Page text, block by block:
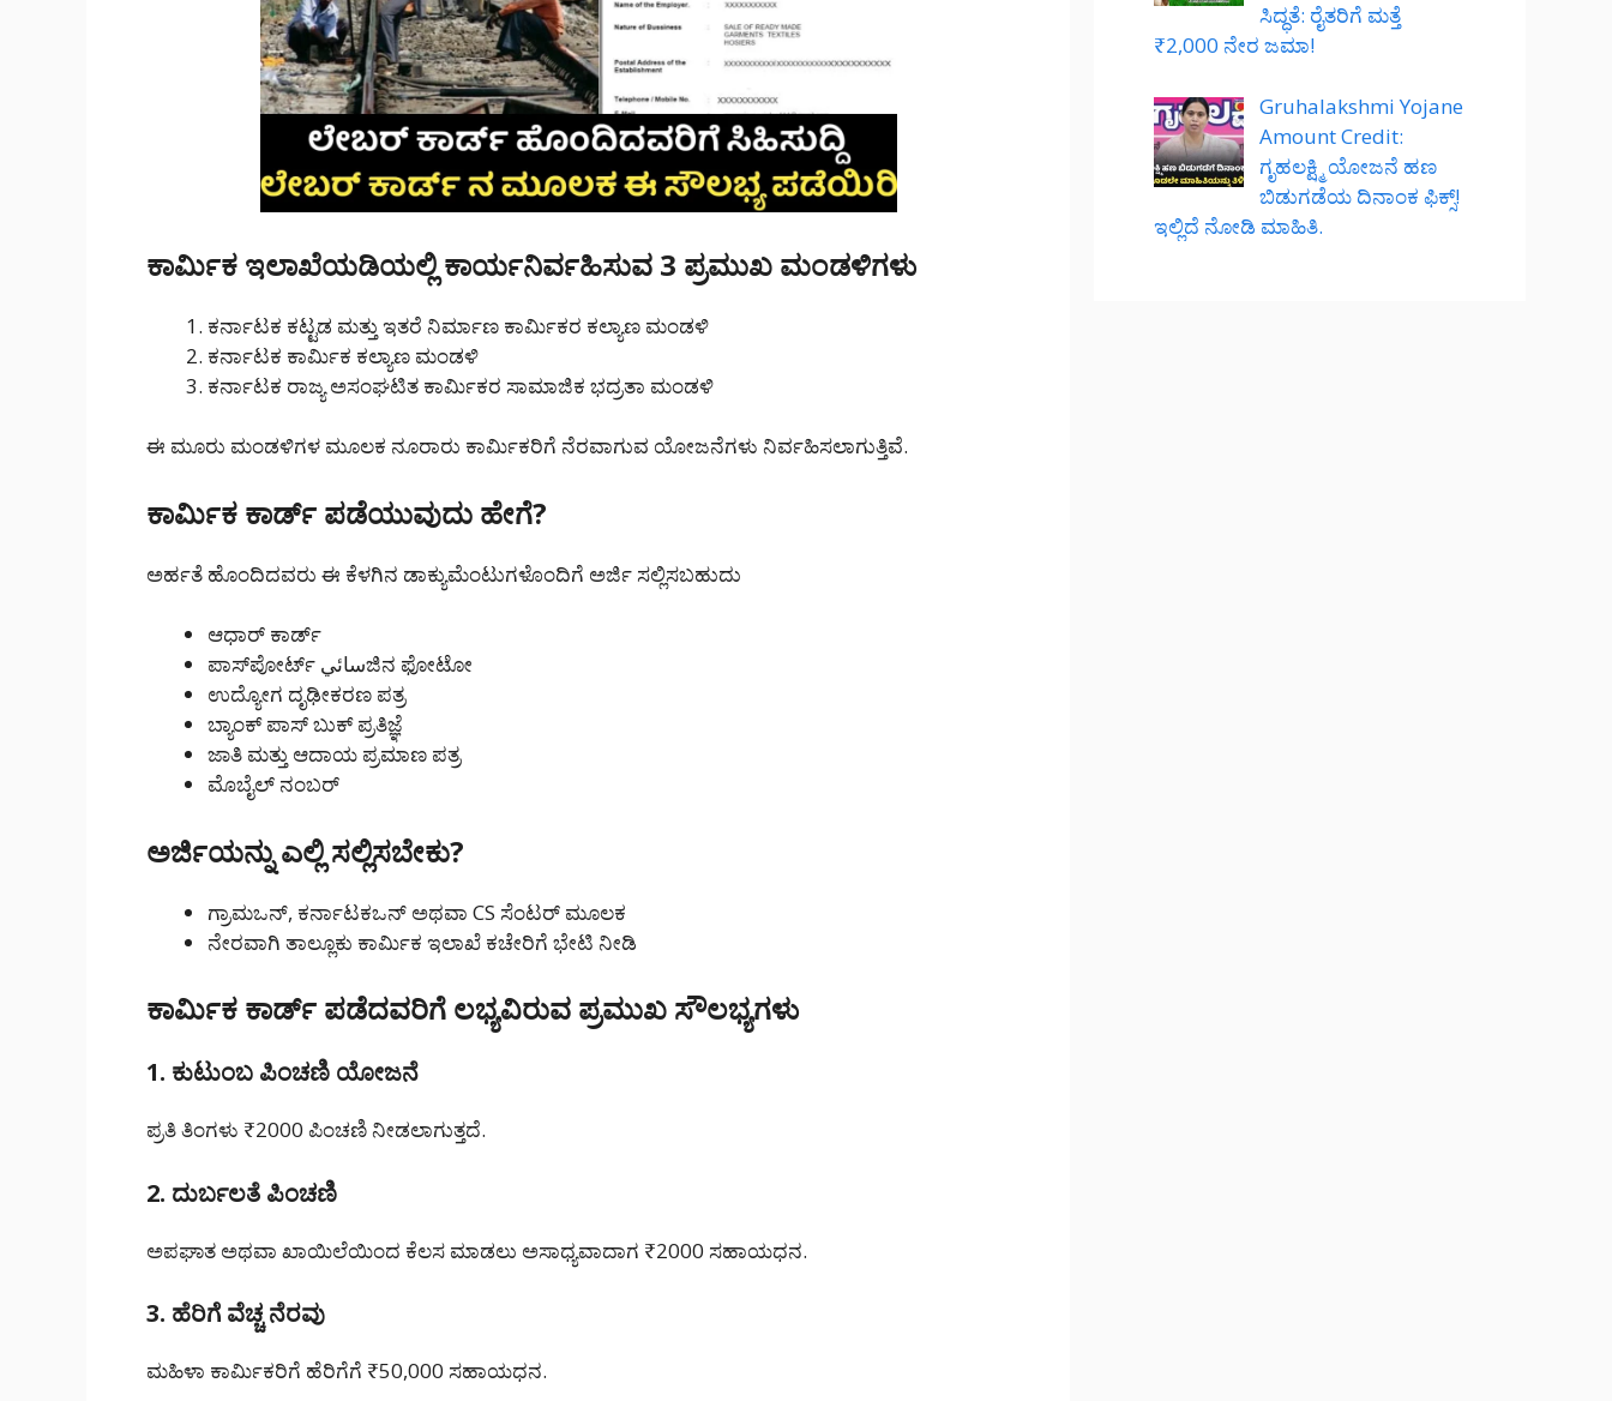
ಕಾರ್ಮಿಕ ಇಲಾಖೆಯಡಿಯಲ್ಲಿ ಕಾರ್ಯನಿರ್ವಹಿಸುವ 3 ಪ್ರಮುಖ ಮಂಡಳಿಗಳು
ಕರ್ನಾಟಕ ಕಟ್ಟಡ ಮತ್ತು ಇತರೆ ನಿರ್ಮಾಣ ಕಾರ್ಮಿಕರ ಕಲ್ಯಾಣ ಮಂಡಳಿ
ಕರ್ನಾಟಕ ಕಾರ್ಮಿಕ ಕಲ್ಯಾಣ ಮಂಡಳಿ
ಕರ್ನಾಟಕ ರಾಜ್ಯ ಅಸಂಘಟಿತ ಕಾರ್ಮಿಕರ ಸಾಮಾಜಿಕ ಭದ್ರತಾ ಮಂಡಳಿ
ಈ ಮೂರು ಮಂಡಳಿಗಳ ಮೂಲಕ ನೂರಾರು ಕಾರ್ಮಿಕರಿಗೆ ನೆರವಾಗುವ ಯೋಜನೆಗಳು ನಿರ್ವಹಿಸಲಾಗುತ್ತಿವೆ.
ಕಾರ್ಮಿಕ ಕಾರ್ಡ್ ಪಡೆಯುವುದು ಹೇಗೆ?
ಅರ್ಹತೆ ಹೊಂದಿದವರು ಈ ಕೆಳಗಿನ ಡಾಕ್ಯುಮೆಂಟುಗಳೊಂದಿಗೆ ಅರ್ಜಿ ಸಲ್ಲಿಸಬಹುದು
ಆಧಾರ್ ಕಾರ್ಡ್
ಪಾಸ್‌ಪೋರ್ಟ್ سائيಜಿನ ಫೋಟೋ
ಉದ್ಯೋಗ ದೃಢೀಕರಣ ಪತ್ರ
ಬ್ಯಾಂಕ್ ಪಾಸ್ ಬುಕ್ ಪ್ರತಿಜ್ಞೆ
ಜಾತಿ ಮತ್ತು ಆದಾಯ ಪ್ರಮಾಣ ಪತ್ರ
ಮೊಬೈಲ್ ನಂಬರ್
ಅರ್ಜಿಯನ್ನು ಎಲ್ಲಿ ಸಲ್ಲಿಸಬೇಕು?
ಗ್ರಾಮಒನ್, ಕರ್ನಾಟಕಒನ್ ಅಥವಾ CS ಸೆಂಟರ್ ಮೂಲಕ
ನೇರವಾಗಿ ತಾಲ್ಲೂಕು ಕಾರ್ಮಿಕ ಇಲಾಖೆ ಕಚೇರಿಗೆ ಭೇಟಿ ನೀಡಿ
ಕಾರ್ಮಿಕ ಕಾರ್ಡ್‌ ಪಡೆದವರಿಗೆ ಲಭ್ಯವಿರುವ ಪ್ರಮುಖ ಸೌಲಭ್ಯಗಳು
1. ಕುಟುಂಬ ಪಿಂಚಣಿ ಯೋಜನೆ
ಪ್ರತಿ ತಿಂಗಳು ₹2000 ಪಿಂಚಣಿ ನೀಡಲಾಗುತ್ತದೆ.
2. ದುರ್ಬಲತೆ ಪಿಂಚಣಿ
ಅಪಘಾತ ಅಥವಾ ಖಾಯಿಲೆಯಿಂದ ಕೆಲಸ ಮಾಡಲು ಅಸಾಧ್ಯವಾದಾಗ ₹2000 ಸಹಾಯಧನ.
3. ಹೆರಿಗೆ ವೆಚ್ಚ ನೆರವು
ಮಹಿಳಾ ಕಾರ್ಮಿಕರಿಗೆ ಹೆರಿಗೆಗೆ ₹50,000 ಸಹಾಯಧನ.
ಸಿದ್ಧತೆ: ರೈತರಿಗೆ ಮತ್ತೆ
₹2,000 ನೇರ ಜಮಾ!
Gruhalakshmi Yojane
Amount Credit:
ಗೃಹಲಕ್ಷ್ಮಿ ಯೋಜನೆ ಹಣ
ಬಿಡುಗಡೆಯ ದಿನಾಂಕ ಫಿಕ್ಸ್!
ಇಲ್ಲಿದೆ ನೋಡಿ ಮಾಹಿತಿ.